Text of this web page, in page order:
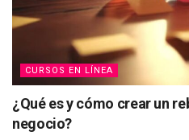
CURSOS EN LÍNEA
¿Qué es y cómo crear un
negocio?